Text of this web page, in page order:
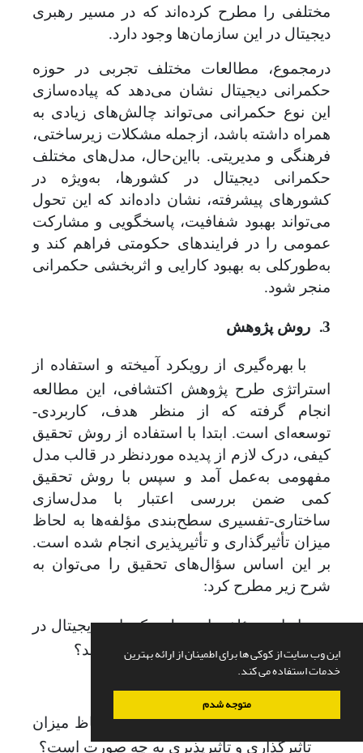
این وب سایت از کوکی ها برای اطمینان از ارائه بهترین
خدمات استفاده می کند.
متوجه شدم
مختلفی را مطرح کرده‌اند که در مسیر رهبری
دیجیتال در این سازمان‌ها وجود دارد.
درمجموع، مطالعات مختلف تجربی در حوزه
حکمرانی دیجیتال نشان می‌دهد که پیاده‌سازی
این نوع حکمرانی می‌تواند چالش‌های زیادی به
همراه داشته باشد، ازجمله مشکلات زیرساختی،
فرهنگی و مدیریتی. با‌این‌حال، مدل‌های مختلف
حکمرانی دیجیتال در کشورها، به‌ویژه در
کشورهای پیشرفته، نشان داده‌اند که این تحول
می‌تواند بهبود شفافیت، پاسخگویی و مشارکت
عمومی را در فرایندهای حکومتی فراهم کند و
به‌طور‌کلی به بهبود کارایی و اثربخشی حکمرانی
منجر شود.
3. روش پژوهش
با بهره‌گیری از رویکرد آمیخته و استفاده از
استراتژی طرح پژوهش اکتشافی، این مطالعه
انجام گرفته که از منظر هدف، کاربردی-
توسعه‌ای است. ابتدا با استفاده از روش تحقیق
کیفی، درک لازم از پدیده موردنظر در قالب مدل
مفهومی به‌عمل آمد و سپس با روش تحقیق
کمی ضمن بررسی اعتبار با مدل‌سازی
ساختاری-تفسیری سطح‌بندی مؤلفه‌ها به لحاظ
میزان تأثیرگذاری و تأثیرپذیری انجام شده است.
بر این اساس سؤال‌های تحقیق را می‌توان به
شرح زیر مطرح کرد:
-
ابعاد و مؤلفه‌های مدل حکمرانی دیجیتال در
مرکز ملی فضای مجازی ایران کدامند؟
-
-
سطح‌بندی مؤلفه‌های مدل به لحاظ میزان
تأثیرگذاری و تأثیرپذیری به چه صورت است؟